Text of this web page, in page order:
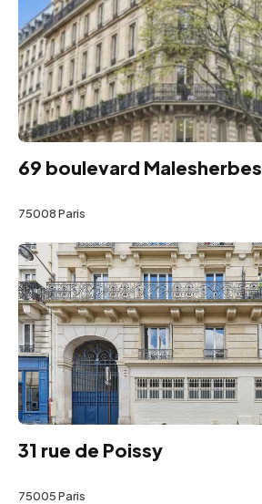
69 boulevard Malesherbes
75008 Paris
31 rue de Poissy
75005 Paris